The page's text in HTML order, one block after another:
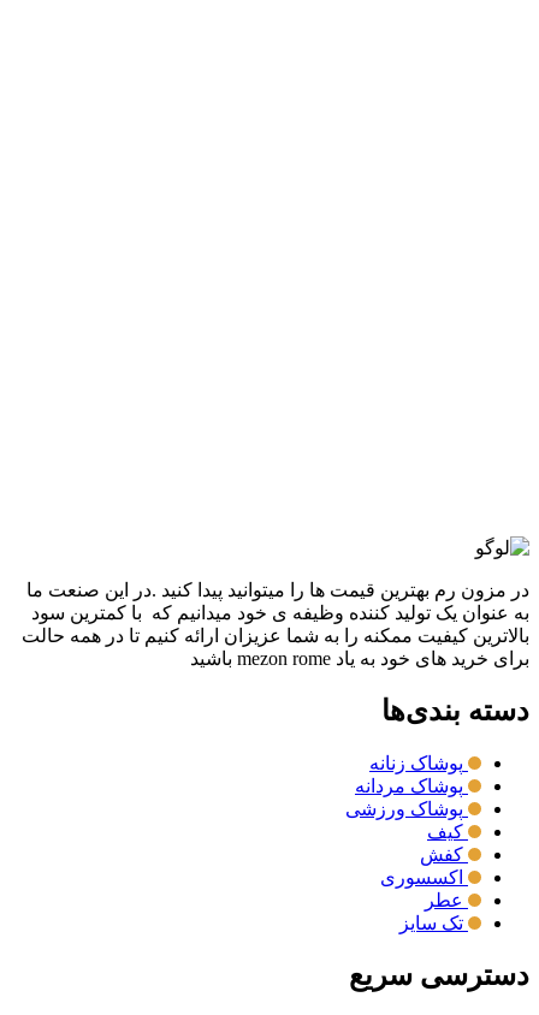
در مزون رم بهترین قیمت ها را میتوانید پیدا کنید .در این صنعت ما
به عنوان یک تولید کننده وظیفه ی خود میدانیم که با کمترین سود
بالاترین کیفیت ممکنه را به شما عزیزان ارائه کنیم تا در همه حالت
برای خرید های خود به یاد mezon rome باشید
دسته بندی‌ها
پوشاک زنانه
پوشاک مردانه
پوشاک ورزشی
کیف
کفش
اکسسوری
عطر
تک سایز
دسترسی سریع